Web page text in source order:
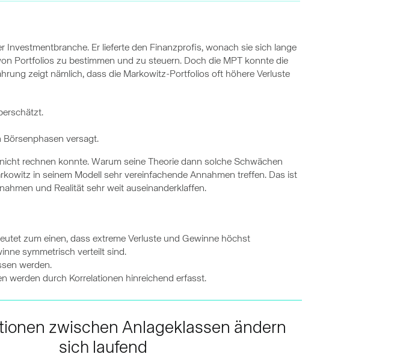
Er lieferte den Finanzprofis, wonach sie sich lange
Portfolios zu bestimmen und zu steuern. Doch die MPT konnte die
zeigt nämlich, dass die Markowitz-Portfolios oft höhere Verluste
versagt.
rechnen konnte. Warum seine Theorie dann solche Schwächen
in seinem Modell sehr vereinfachende Annahmen treffen. Das ist
und Realität sehr weit auseinanderklaffen.
zum einen, dass extreme Verluste und Gewinne höchst
symmetrisch verteilt sind.
werden.
werden durch Korrelationen hinreichend erfasst.
zwischen Anlageklassen ändern
sich laufend